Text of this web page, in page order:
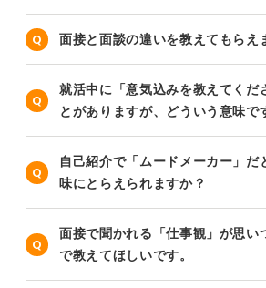
面接と面談の違いを教えてもらえ
就活中に「意気込みを教えてくだ
とがありますが、どういう意味で
自己紹介で「ムードメーカー」だ
味にとらえられますか？
面接で聞かれる「仕事観」が思い
で教えてほしいです。